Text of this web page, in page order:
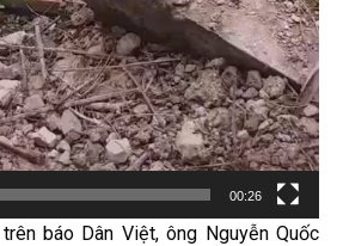
00:26
trên báo Dân Việt, ông Nguyễn Quốc